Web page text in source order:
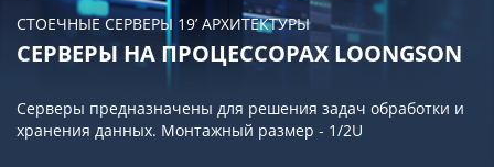
СТОЕЧНЫЕ СЕРВЕРЫ 19’ АРХИТЕКТУРЫ
СЕРВЕРЫ НА ПРОЦЕССОРАХ LOONGSON
Серверы предназначены для решения задач обработки и
хранения данных. Монтажный размер - 1/2U